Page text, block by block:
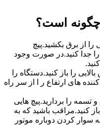
چگونه است؟
را از برق بکشید.پیچ
را جدا کنید.در صورت وجود
را باز کنید.دستگاه را
های ارتفاع ر ا از سر راه
تسمه را بردارید.پیچ هایی
کنید.مراقب باشید که به
کردن دوباره موتور